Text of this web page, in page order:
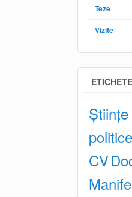
Teze
Vizite
ETICHETE
politice
CV